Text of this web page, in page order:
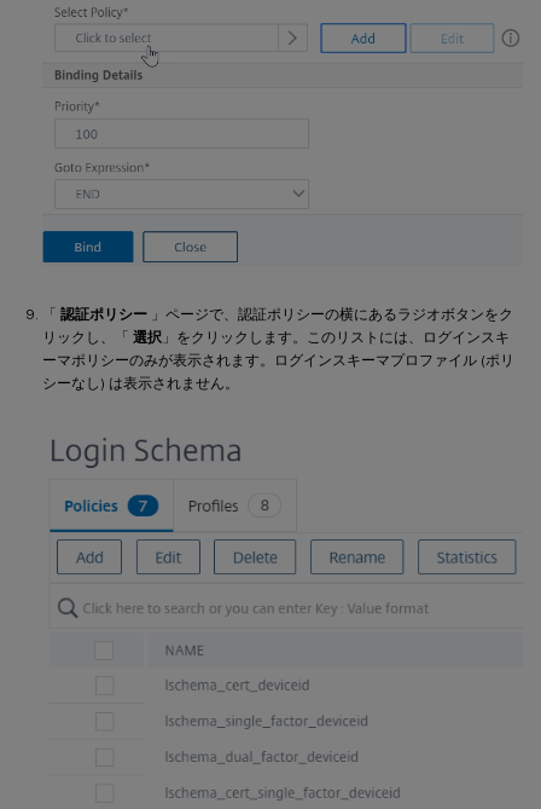
「 認証ポリシー 」ページで、認証ポリシーの横にあるラジオボタンをク
リックし、「 選択 」をクリックします。このリストには、ログインスキ
ーマポリシーのみが表示されます。ログインスキーマプロファイル (ポリ
シーなし) は表示されません。